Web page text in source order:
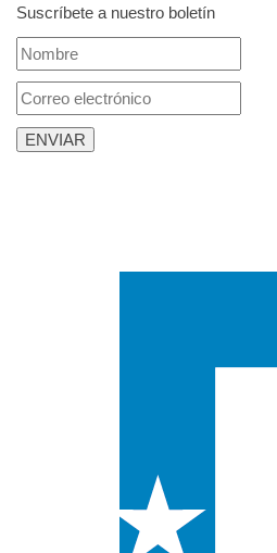
Suscríbete a nuestro boletín